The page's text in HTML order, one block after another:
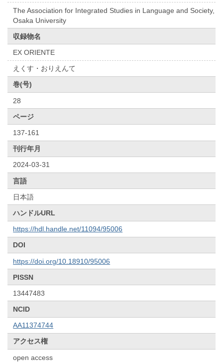
The Association for Integrated Studies in Language and Society,
Osaka University
収録物名
EX ORIENTE
えくす・おりえんて
巻(号)
28
ページ
137-161
刊行年月
2024-03-31
言語
日本語
ハンドルURL
https://hdl.handle.net/11094/95006
DOI
https://doi.org/10.18910/95006
PISSN
13447483
NCID
AA11374744
アクセス権
open access